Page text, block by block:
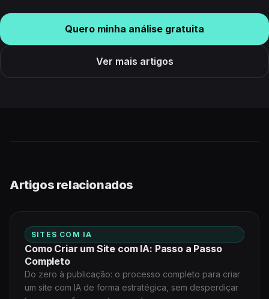
Quero minha análise gratuita
Ver mais artigos
Artigos relacionados
SITES COM IA
Como Criar um Site com IA: Passo a Passo
Completo
Do zero à publicação: o processo completo para criar
um site com IA de forma estratégica, sem desperdiçar